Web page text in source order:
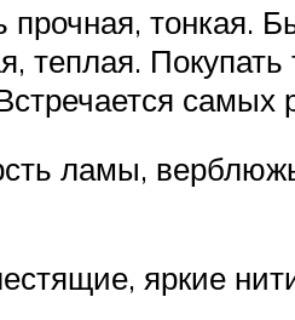
тонкая.
теплая.
самых
ламы,
яркие